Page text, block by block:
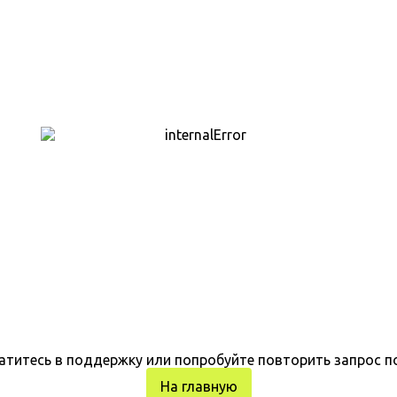
в поддержку или попробуйте повторить запрос
На главную